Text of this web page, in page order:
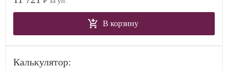
В корзину
Калькулятор: